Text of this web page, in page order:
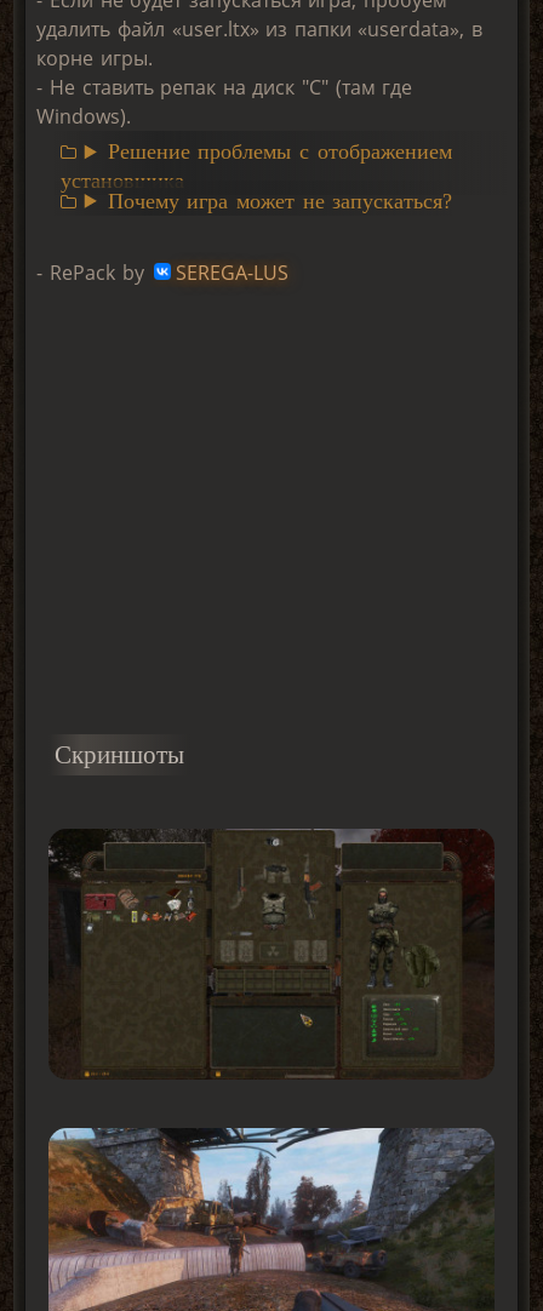
удалить файл «user.ltx» из папки «userdata», в
корне игры.
- Не ставить репак на диск "С" (там где
Windows).
Решение проблемы с отображением
установщика
Почему игра может не запускаться?
- RePack by SEREGA-LUS
Скриншоты